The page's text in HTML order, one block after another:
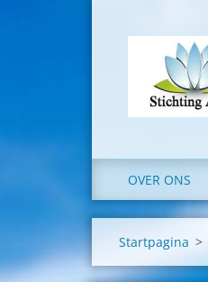
OVER ONS
Startpagina >